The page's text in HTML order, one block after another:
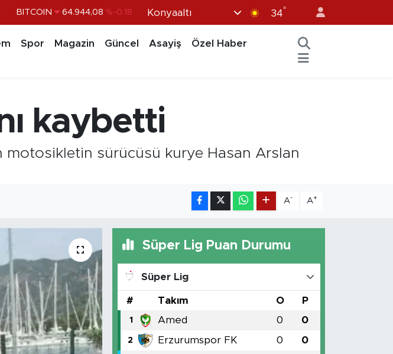
BITCOIN 64.944,08 %-0.18
BİST100 13.779 %-14
Konyaaltı 34°
Spor Magazin Güncel Asayiş
Özel Haber
kaybetti
motosikletin sürücüsü kurye Hasan Arslan
A- A+
Süper Lig Puan Durumu
Süper Lig
# Takım O P
1 Amed 0 0
2 Erzurumspor FK 0 0